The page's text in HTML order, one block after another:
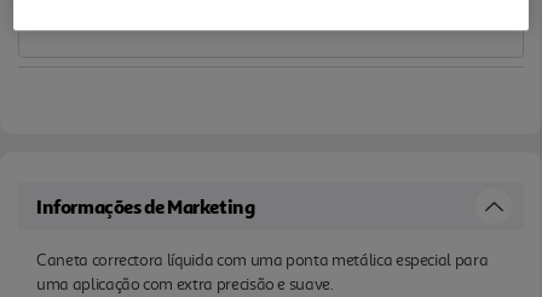
Informações de Marketing
Caneta correctora líquida com uma ponta metálica especial para
uma aplicação com extra precisão e suave.